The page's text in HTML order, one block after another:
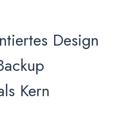
Design
Kern